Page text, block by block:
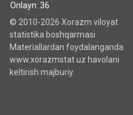
Onlayn: 36
© 2010-2026 Xorazm viloyat
statistika boshqarmasi
Materiallardan foydalanganda
www.xorazmstat.uz havolani
keltirish majburiy.